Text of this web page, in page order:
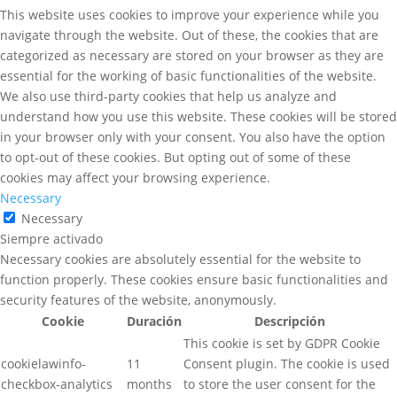
This website uses cookies to improve your experience while you
navigate through the website. Out of these, the cookies that are
categorized as necessary are stored on your browser as they are
essential for the working of basic functionalities of the website.
We also use third-party cookies that help us analyze and
understand how you use this website. These cookies will be stored
in your browser only with your consent. You also have the option
to opt-out of these cookies. But opting out of some of these
cookies may affect your browsing experience.
Necessary
Necessary
Siempre activado
Necessary cookies are absolutely essential for the website to
function properly. These cookies ensure basic functionalities and
security features of the website, anonymously.
Cookie
Duración Descripción
cookielawinfo-
checkbox-analytics
11
months
This cookie is set by GDPR Cookie
Consent plugin. The cookie is used
to store the user consent for the